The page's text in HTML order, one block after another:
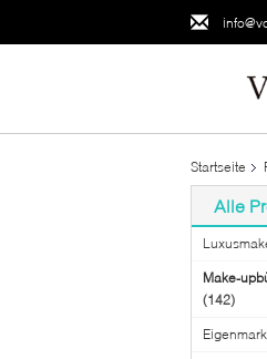
Startseite
Alle
Make-
(142)